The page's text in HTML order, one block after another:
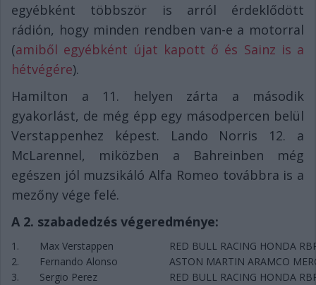
egyébként többször is arról érdeklődött
rádión, hogy minden rendben van-e a motorral
(amiből egyébként újat kapott ő és Sainz is a
hétvégére).
Hamilton a 11. helyen zárta a második
gyakorlást, de még épp egy másodpercen belül
Verstappenhez képest. Lando Norris 12. a
McLarennel, miközben a Bahreinben még
egészen jól muzsikáló Alfa Romeo továbbra is a
mezőny vége felé.
A 2. szabadedzés végeredménye:
1. Max Verstappen
RED BULL RACING HONDA
2.
Fernando Alonso
ASTON MARTIN ARAMCO
3.
Sergio Perez
RED BULL RACING HONDA